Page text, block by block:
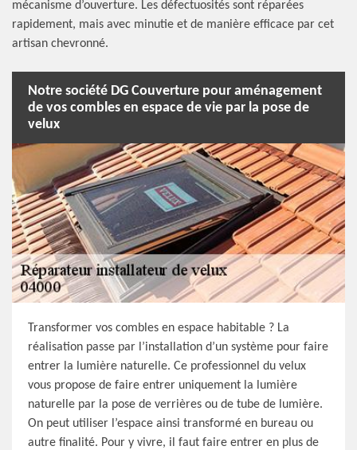
mécanisme d’ouverture. Les défectuosités sont réparées
rapidement, mais avec minutie et de manière efficace par cet
artisan chevronné.
Notre société DG Couverture pour aménagement
de vos combles en espace de vie par la pose de
velux
Transformer vos combles en espace habitable ? La
réalisation passe par l’installation d’un système pour faire
entrer la lumière naturelle. Ce professionnel du velux
vous propose de faire entrer uniquement la lumière
naturelle par la pose de verrières ou de tube de lumière.
On peut utiliser l’espace ainsi transformé en bureau ou
autre finalité. Pour y vivre, il faut faire entrer en plus de